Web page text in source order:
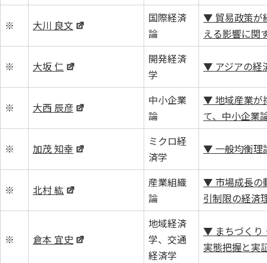
※ 大川 良文
国際経済
論
▼ 貿易政策が
える影響に関
※ 大坂 仁
開発経済
学
▼ アジアの経
※ 大西 辰彦
中小企業
論
▼ 地域産業が
て、中小企業
※ 加茂 知幸
ミクロ経
済学
▼ 一般均衡理
※ 北村 紘
産業組織
論
▼ 市場成長の
引制限の経済
※ 倉本 宜史
地域経済
学、交通
経済学
▼ まちづくり
実態把握と実